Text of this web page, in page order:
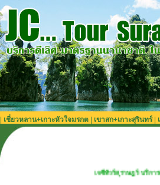
เชี่ยวหลาน+เกาะหัวใจมรกต เขาสก+เกาะสุรินทร์|
เจซีทัวร์สุราษฎร์ บริการตลอดปี เที่ยวได้ทุก